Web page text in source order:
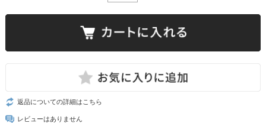
返品についての詳細はこちら
レビューはありません